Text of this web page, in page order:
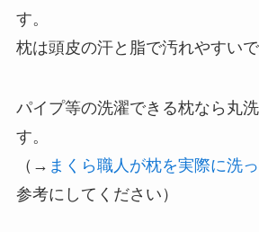
す。
枕は頭皮の汗と脂で汚れやすいで
パイプ等の洗濯できる枕なら丸
す。
（→ まくら職人が枕を実際に洗
参考にしてください）